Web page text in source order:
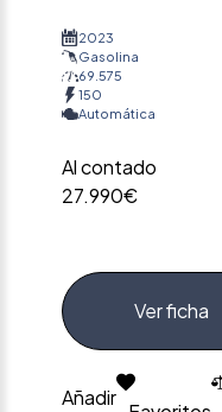
2023
Gasolina
69.575
150
Automática
Al contado
27.990€
Ver ficha
Añadir